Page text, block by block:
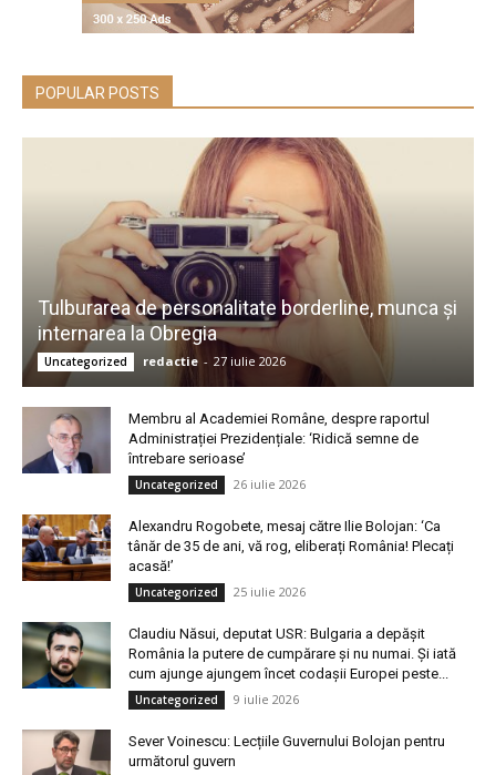
POPULAR POSTS
Tulburarea de personalitate borderline, munca și
internarea la Obregia
Uncategorized redactie - 27 iulie 2026
Membru al Academiei Române, despre raportul
Administrației Prezidențiale: ‘Ridică semne de
întrebare serioase’
Uncategorized 26 iulie 2026
Alexandru Rogobete, mesaj către Ilie Bolojan: ‘Ca
tânăr de 35 de ani, vă rog, eliberați România! Plecați
acasă!’
Uncategorized 25 iulie 2026
Claudiu Năsui, deputat USR: Bulgaria a depășit
România la putere de cumpărare și nu numai. Și iată
cum ajunge ajungem încet codașii Europei peste...
Uncategorized 9 iulie 2026
Sever Voinescu: Lecțiile Guvernului Bolojan pentru
următorul guvern